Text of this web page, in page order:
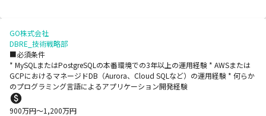
GO株式会社
DBRE_技術戦略部
■必須条件
* MySQLまたはPostgreSQLの本番環境での3年以上の運用経験 * AWSまたは
GCPにおけるマネージドDB（Aurora、Cloud SQLなど）の運用経験 * 何らか
のプログラミング言語によるアプリケーション開発経験
900万円〜1,200万円